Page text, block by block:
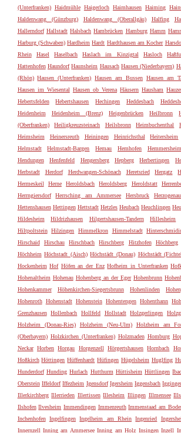
(Unterfranken) Haidmühle Haigerloch Haimhausen Haiming
Haldenwang (Günzburg)
Haldenwang (Oberallgäu) Halfing
Hallerndorf Hallstadt Halsbach Hambrücken Hamburg Hamm
Harburg (Schwaben) Hardheim Hardt Hardthausen am Kocher
Rhein
Hasel Haselbach Haslach im Kinzigtal Hasloch
Hattenhofen Haundorf Haunsheim Hausach Hausen (Niederbayern)
(Rhön) Hausen (Unterfranken) Hausen am Bussen Hausen am
Hausen im Wiesental Hausen ob Verena Häusern Hausham
Hebertsfelden
Hebertshausen Hechingen Heddesbach
Heidenheim
Heidenheim (Brenz) Heigenbrücken Heilbronn
(Oberfranken)
Heiligkreuzsteinach Heilsbronn Heimbuchenthal
Heimsheim
Heinersreuth Heiningen Heinrichsthal Heitersheim
Helmstadt
Helmstadt-Bargen Hemau Hemhofen Hemmersheim
Hendungen
Henfenfeld Hengersberg Hepberg Herbertingen
Herbstadt
Herdorf Herdwangen-Schönach Heretsried Hergatz
Hermeskeil
Herne Heroldsbach Heroldsberg Heroldstatt
Herrngiersdorf
Herrsching am Ammersee Hersbruck
Hettenshausen Hettingen Hettstadt Hetzles Heubach Heuchlingen
Hildesheim
Hildrizhausen Hilgertshausen-Tandern Hillesheim
Hiltpoltstein
Hilzingen Himmelkron Himmelstadt
Hirschaid
Hirschau Hirschbach Hirschberg Hitzhofen Höchberg
Höchheim Höchstadt (Aisch) Höchstädt (Donau) Höchstädt
Hockenheim Hof Höfen an der Enz Hofheim in Unterfranken
Hohenaltheim Hohenau Hohenberg an der Eger Hohenbrunn
Hohenkammer
Höhenkirchen-Siegertsbrunn Hohenlinden
Hohenroth Hohenstadt Hohenstein Hohentengen Hohenthann
Grenzhausen
Hollenbach Hollfeld Hollstadt Holzgerlingen
Holzheim (Donau-Ries)
Holzheim (Neu-Ulm) Holzheim am
(Oberbayern) Holzkirchen (Unterfranken) Holzmaden Homburg
Neckar Horben Horgau Horgenzell Hörgertshausen Hornbach
Hoßkirch Höttingen Hüffenhardt Hüfingen Hügelsheim Huglfing
Hunderdorf Hunding Hurlach Hutthurm Hüttisheim Hüttlingen
Oberstein Iffeldorf Iffezheim Igensdorf Igersheim Iggensbach
Illerkirchberg Illerrieden Illertissen Illesheim Illingen Illmensee
Ilshofen Ilvesheim Immendingen Immenreuth Immenstaad am
Inchenhofen Ingelfingen Ingelheim am Rhein Ingenried
Innernzell Inning am Ammersee Inning am Holz Insingen Inzell